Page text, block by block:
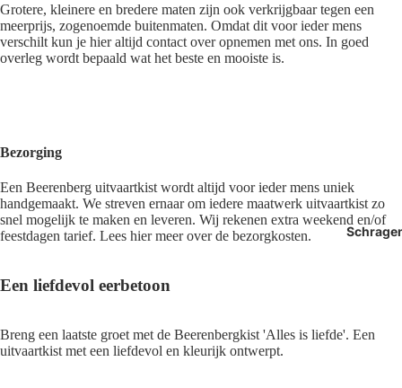
Grotere, kleinere en bredere maten zijn ook verkrijgbaar tegen een
meerprijs, zogenoemde buitenmaten. Omdat dit voor ieder mens
verschilt kun je hier altijd contact over opnemen met ons. In goed
overleg wordt bepaald wat het beste en mooiste is.
Bezorging
Een Beerenberg uitvaartkist wordt altijd voor ieder mens uniek
handgemaakt. We streven ernaar om iedere maatwerk uitvaartkist zo
snel mogelijk te maken en leveren. Wij rekenen extra weekend en/of
feestdagen tarief. Lees hier meer over de bezorgkosten.
Een liefdevol eerbetoon
Breng een laatste groet met de Beerenbergkist 'Alles is liefde'. Een
uitvaartkist met een liefdevol en kleurijk ontwerpt.